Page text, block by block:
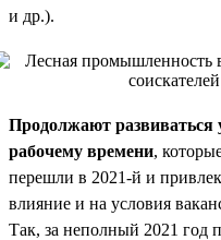
и др.).
Продолжают развиваться
рабочему времени,
перешли в 2021-й и
влияние и на условия
Так, за неполный 2021 год